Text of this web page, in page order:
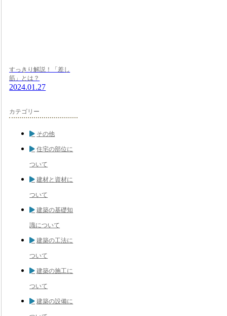
すっきり解説！「差し
筋」とは？
2024.01.27
カテゴリー
その他
住宅の部位に
ついて
建材と資材に
ついて
建築の基礎知
識について
建築の工法に
ついて
建築の施工に
ついて
建築の設備に